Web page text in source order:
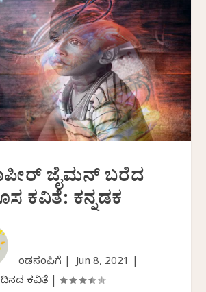
ಜೈಮನ್ ಬರೆದ
ಕವಿತೆ: ಕನ್ನಡಕ
ಕೆಂಡಸಂಪಿಗೆ |Jun 8, 2021
ದಿನದ ಕವಿತೆ